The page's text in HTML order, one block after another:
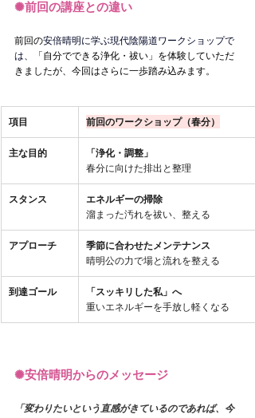
✺前回の講座との違い
前回の安倍晴明に学ぶ現代陰陽道ワークショップで
は、
「自分でできる浄化・祓い」を体験していただ
きましたが、今回はさらに一歩踏み込みます。
項目 前回のワークショップ（春分）
主な目的 「浄化・調整」
春分に向けた排出と整理
スタンス エネルギーの掃除
溜まった汚れを祓い、整える
アプローチ 季節に合わせたメンテナンス
晴明公の力で場と流れを整える
到達ゴール 「スッキリした私」へ
重いエネルギーを手放し軽くなる
✺安倍晴明からのメッセージ
「変わりたいという直感がきているのであれば、今